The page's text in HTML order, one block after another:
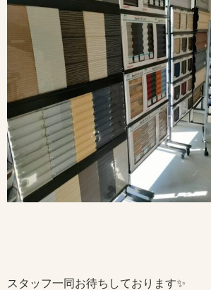
スタッフ一同お待ちしております✨